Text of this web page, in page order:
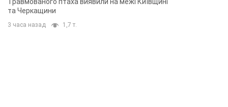
Травмованого птаха виявили на межі Київщині
та Черкащини
3 часа назад 1,7 т.